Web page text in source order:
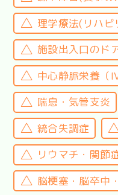
理学療法(リハビ
施設出入口のド
中心静脈栄養（
喘息・気管支炎
統合失調症
リウマチ・関節
脳梗塞・脳卒中